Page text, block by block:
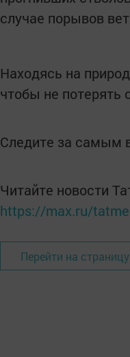
случае порывов
Находясь на
чтобы не потерять
Следите за самым
Читайте новости
https://max.ru/
Перейти на